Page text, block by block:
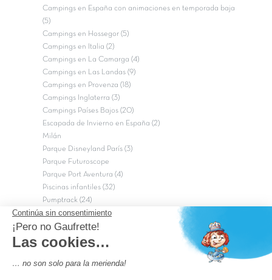
Campings en España con animaciones en temporada baja
(5)
Campings en Hossegor (5)
Campings en Italia (2)
Campings en La Camarga (4)
Campings en Las Landas (9)
Campings en Provenza (18)
Campings Inglaterra (3)
Campings Países Bajos (20)
Escapada de Invierno en España (2)
Milán
Parque Disneyland París (3)
Parque Futuroscope
Parque Port Aventura (4)
Piscinas infantiles (32)
Pumptrack (24)
Puy du Fou (2)
Roma
Semana Santa (17)
Campings de 4 estrellas en Francia